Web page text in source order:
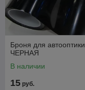
Броня для автооптики
ЧЕРНАЯ
В наличии
15 руб.